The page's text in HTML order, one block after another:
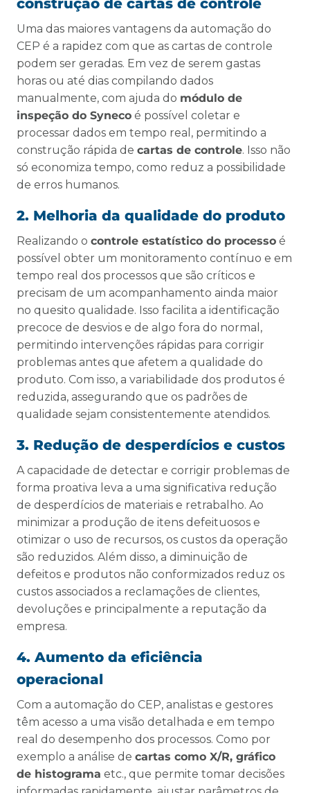
Uma das maiores vantagens da automação do
CEP é a rapidez com que as cartas de controle
podem ser geradas. Em vez de serem gastas
horas ou até dias compilando dados
manualmente, com ajuda do módulo de
inspeção do Syneco é possível coletar e
processar dados em tempo real, permitindo a
construção rápida de cartas de controle. Isso não
só economiza tempo, como reduz a possibilidade
de erros humanos.
2. Melhoria da qualidade do produto
Realizando o controle estatístico do processo é
possível obter um monitoramento contínuo e em
tempo real dos processos que são críticos e
precisam de um acompanhamento ainda maior
no quesito qualidade. Isso facilita a identificação
precoce de desvios e de algo fora do normal,
permitindo intervenções rápidas para corrigir
problemas antes que afetem a qualidade do
produto. Com isso, a variabilidade dos produtos é
reduzida, assegurando que os padrões de
qualidade sejam consistentemente atendidos.
3. Redução de desperdícios e custos
A capacidade de detectar e corrigir problemas de
forma proativa leva a uma significativa redução
de desperdícios de materiais e retrabalho. Ao
minimizar a produção de itens defeituosos e
otimizar o uso de recursos, os custos da operação
são reduzidos. Além disso, a diminuição de
defeitos e produtos não conformizados reduz os
custos associados a reclamações de clientes,
devoluções e principalmente a reputação da
empresa.
4. Aumento da eficiência
operacional
Com a automação do CEP, analistas e gestores
têm acesso a uma visão detalhada e em tempo
real do desempenho dos processos. Como por
exemplo a análise de cartas como X/R, gráfico
de histograma etc., que permite tomar decisões